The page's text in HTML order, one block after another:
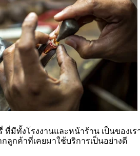
มีทั้งโรงงานและหน้าร้าน เป็นของเ
ลูกค้าที่เคยมาใช้บริการเป็นอย่างดี